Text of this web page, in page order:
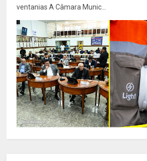
ventanias A Câmara Munic...